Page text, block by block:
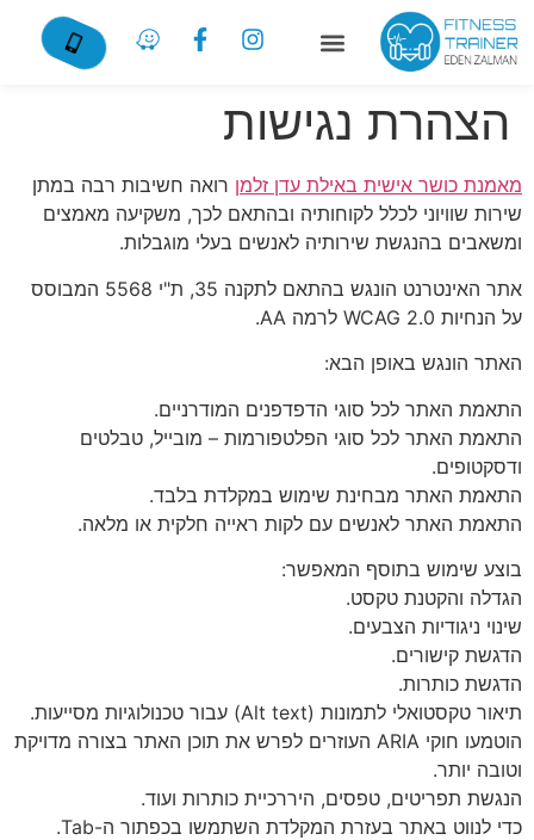
הצהרת נגישות
מאמנת כושר אישית באילת עדן זלמן רואה חשיבות רבה במתן
שירות שוויוני לכלל לקוחותיה ובהתאם לכך, משקיעה מאמצים
ומשאבים בהנגשת שירותיה לאנשים בעלי מוגבלות.
אתר האינטרנט הונגש בהתאם לתקנה 35, ת"י 5568 המבוסס
על הנחיות 2.0 WCAG לרמה AA.
האתר הונגש באופן הבא:
התאמת האתר לכל סוגי הדפדפנים המודרניים.
התאמת האתר לכל סוגי הפלטפורמות – מובייל, טבלטים
ודסקטופים.
התאמת האתר מבחינת שימוש במקלדת בלבד.
התאמת האתר לאנשים עם לקות ראייה חלקית או מלאה.
בוצע שימוש בתוסף המאפשר:
הגדלה והקטנת טקסט.
שינוי ניגודיות הצבעים.
הדגשת קישורים.
הדגשת כותרות.
תיאור טקסטואלי לתמונות (Alt text) עבור טכנולוגיות מסייעות.
הוטמעו חוקי ARIA העוזרים לפרש את תוכן האתר בצורה מדויקת
וטובה יותר.
הנגשת תפריטים, טפסים, היררכיית כותרות ועוד.
כדי לנווט באתר בעזרת המקלדת השתמשו בכפתור ה-Tab.